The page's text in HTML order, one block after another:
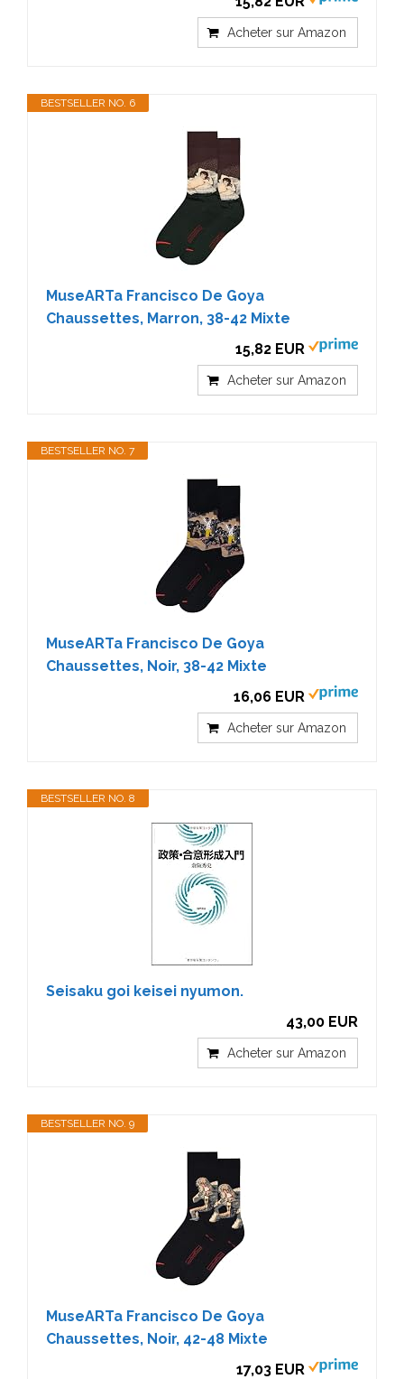
Acheter sur Amazon
BESTSELLER NO. 6
MuseARTa Francisco De Goya
Chaussettes, Marron, 38-42 Mixte
15,82 EUR
Acheter sur Amazon
BESTSELLER NO. 7
MuseARTa Francisco De Goya
Chaussettes, Noir, 38-42 Mixte
16,06 EUR
Acheter sur Amazon
BESTSELLER NO. 8
Seisaku goi keisei nyumon.
43,00 EUR
Acheter sur Amazon
BESTSELLER NO. 9
MuseARTa Francisco De Goya
Chaussettes, Noir, 42-48 Mixte
17,03 EUR